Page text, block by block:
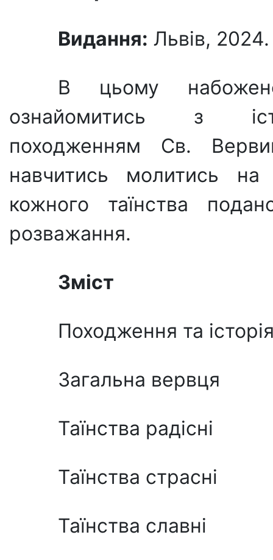
Видання: Львів,
В цьому
ознайомитись з
походженням Св.
навчитись молитись
кожного таїнства
розважання.
Зміст
Походження та
Загальна вервця
Таїнства радісні
Таїнства страсні
Таїнства славні